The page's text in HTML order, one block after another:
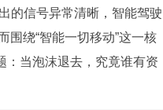
的信号异常清晰，智能驾驶
围绕“智能一切移动”这一核
：当泡沫退去，究竟谁有资